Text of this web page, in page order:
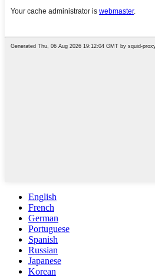
English
French
German
Portuguese
Spanish
Russian
Japanese
Korean